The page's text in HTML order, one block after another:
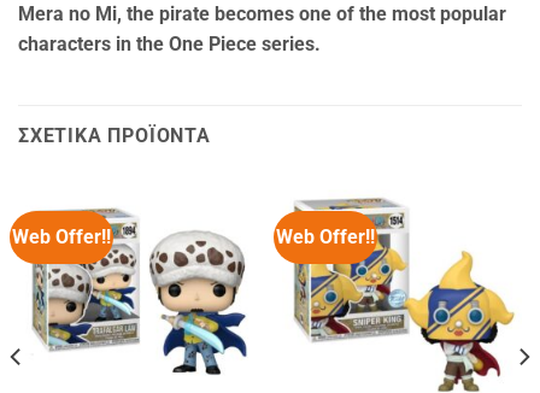
Mera no Mi, the pirate becomes one of the most popular
characters in the One Piece series.
ΣΧΕΤΙΚΆ ΠΡΟΪΌΝΤΑ
Web Offer!! Web Offer!!